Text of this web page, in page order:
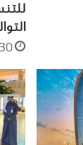
30 ديسمبر، 2025